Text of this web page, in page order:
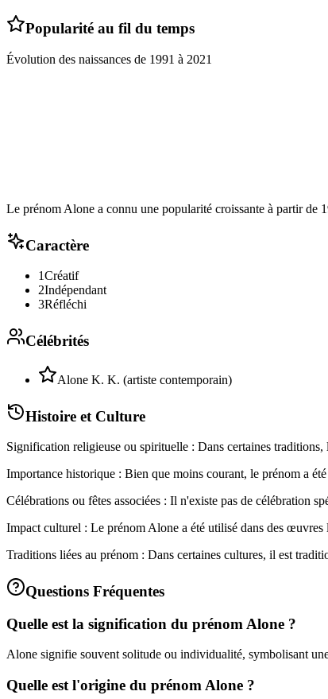
Popularité au fil du temps
Évolution des naissances de 1991 à 2021
Le prénom Alone a connu une popularité croissante à partir de
Caractère
1Créatif
2Indépendant
3Réfléchi
Célébrités
Alone K. K. (artiste contemporain)
Histoire et Culture
Signification religieuse ou spirituelle : Dans certaines
Importance historique : Bien que moins courant, le prénom a
Célébrations ou fêtes associées : Il n'existe pas de célébration
Impact culturel : Le prénom Alone a été utilisé dans des œuvres
Traditions liées au prénom : Dans certaines cultures, il est
Questions Fréquentes
Quelle est la signification du prénom Alone ?
Alone signifie souvent solitude ou individualité, symbolisant
Quelle est l'origine du prénom Alone ?